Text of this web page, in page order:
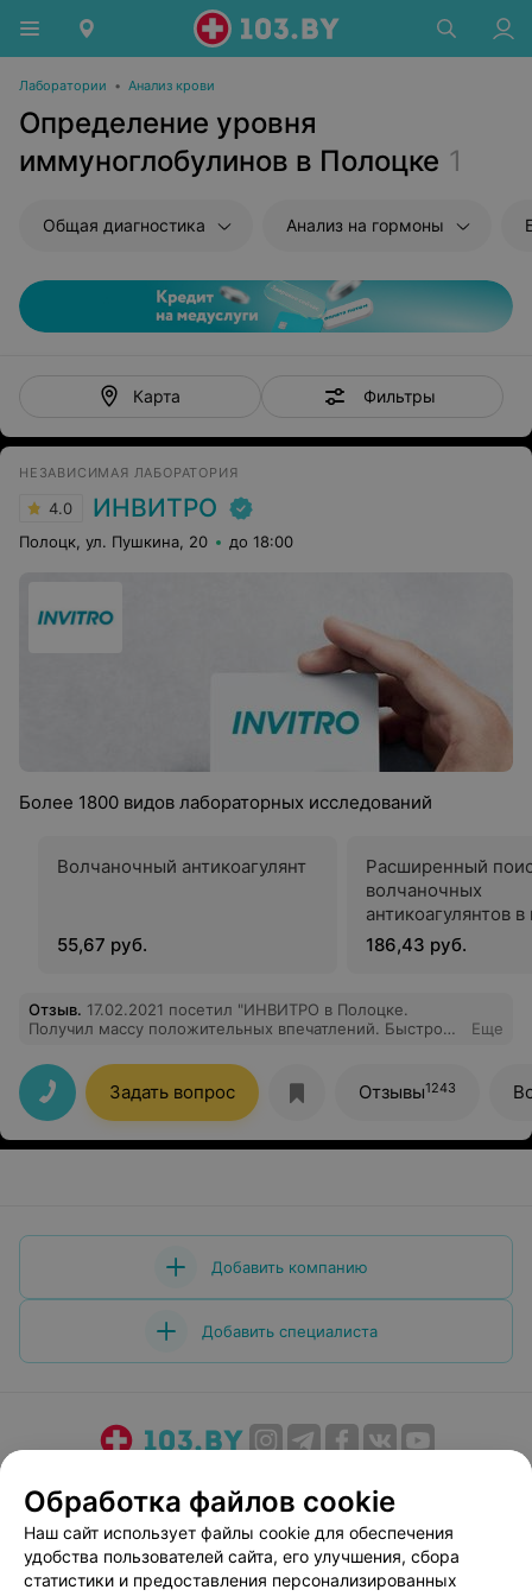
Лаборатории • Анализ крови
Определение уровня
иммуноглобулинов в Полоцке 1
Общая диагностика Анализ на гормоны
Карта Фильтры
НЕЗАВИСИМАЯ ЛАБОРАТОРИЯ
4.0 ИНВИТРО
Полоцк, ул. Пушкина, 20 до 18:00
Более 1800 видов лабораторных исследований
Волчаночный антикоагулянт
55,67 руб.
Расширенный
волчаночных
антикоагулянтов
соответствии с
рекомендациями
по тромбозам и
186,43 руб.
Отзыв. 17.02.2021 посетил "ИНВИТРО в Полоцке.
Получил массу положительных впечатлений. Быстро
Оформление заказа и взятие материалов для анализа
прошло быстро и четко. Все на высшем уровне.
Остался очень доволен.
Еще
Задать вопрос Отзывы1243
Добавить компанию
Добавить специалиста
Медицинский маркетинг
Публичный договор
Пользовательское соглашение
Способы оплаты
Вакансии
Партнеры
Обработка файлов cookie
Наш сайт использует файлы cookie для обеспечения
удобства пользователей сайта, его улучшения, сбора
статистики и предоставления персонализированных